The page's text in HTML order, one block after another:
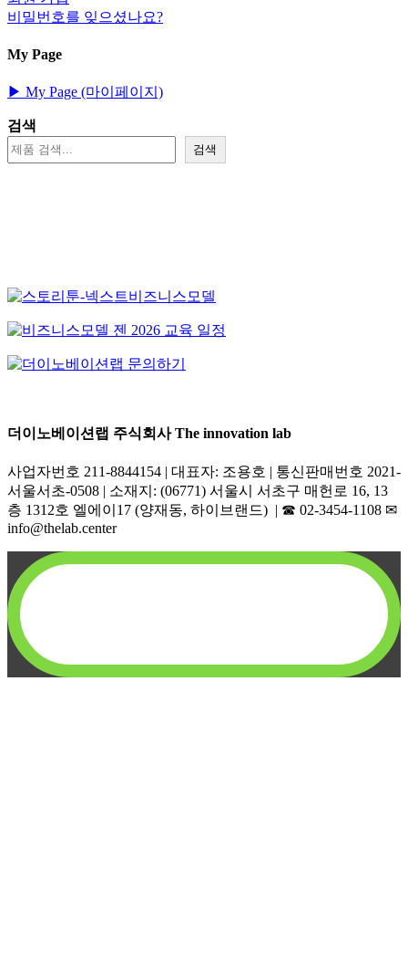
비밀번호를 잊으셨나요?
My Page
▶︎ My Page (마이페이지)
검색
검색
더이노베이션랩 주식회사 The innovation lab
사업자번호 211-8844154 | 대표자: 조용호 | 통신판매번호 2021-
서울서초-0508 | 소재지: (06771) 서울시 서초구 매헌로 16, 13
층 1312호 엘에이17 (양재동, 하이브랜드) | ☎︎ 02-3454-1108 ✉︎
info@thelab.center